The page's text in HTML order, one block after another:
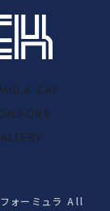
SAE
ーミュラ All